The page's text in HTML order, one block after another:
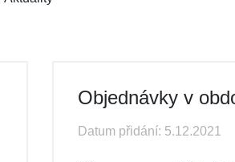
Objednávky v
Datum přidání: 5.12.2021